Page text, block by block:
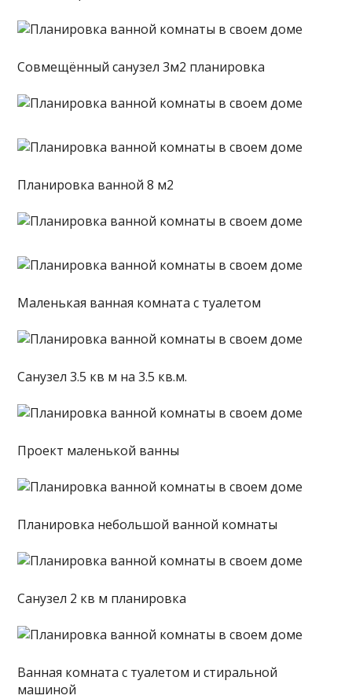
Совмещённый санузел 3м2 планировка
Планировка ванной 8 м2
Маленькая ванная комната с туалетом
Санузел 3.5 кв м на 3.5 кв.м.
Проект маленькой ванны
Планировка небольшой ванной комнаты
Санузел 2 кв м планировка
Ванная комната с туалетом и стиральной
машиной